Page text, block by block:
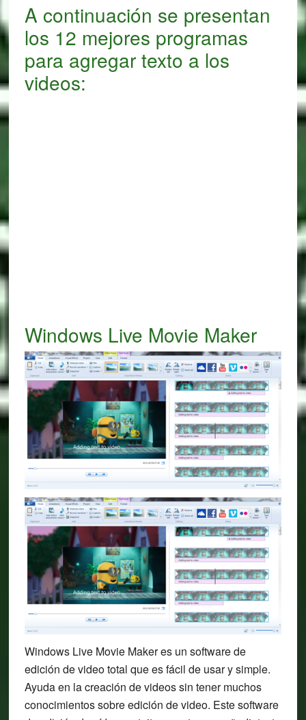
A continuación se presentan
los 12 mejores programas
para agregar texto a los
videos:
Windows Live Movie Maker
Windows Live Movie Maker es un software de
edición de video total que es fácil de usar y simple.
Ayuda en la creación de videos sin tener muchos
conocimientos sobre edición de video. Este software